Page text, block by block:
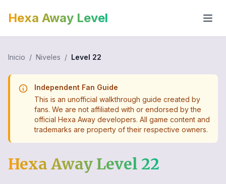
Hexa Away Level
Inicio / Niveles / Level 22
Independent Fan Guide
This is an unofficial walkthrough guide created by
fans. We are not affiliated with or endorsed by the
official Hexa Away developers. All game content and
trademarks are property of their respective owners.
Hexa Away Level 22